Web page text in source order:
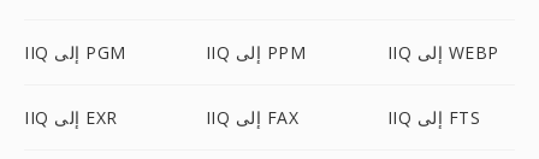
IIQ إلى PGM IIQ إلى PPM IIQ إلى WEBP
IIQ إلى EXR IIQ إلى FAX IIQ إلى FTS